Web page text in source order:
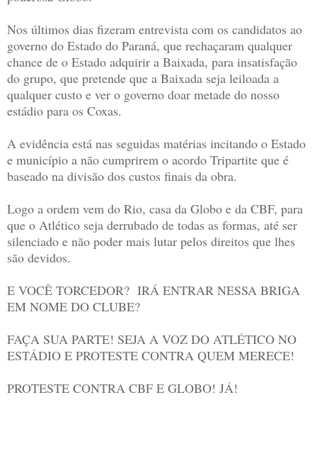
Nos últimos dias fizeram entrevista com os candidatos ao
governo do Estado do Paraná, que rechaçaram qualquer
chance de o Estado adquirir a Baixada, para insatisfação
do grupo, que pretende que a Baixada seja leiloada a
qualquer custo e ver o governo doar metade do nosso
estádio para os Coxas.
A evidência está nas seguidas matérias incitando o Estado
e município a não cumprirem o acordo Tripartite que é
baseado na divisão dos custos finais da obra.
Logo a ordem vem do Rio, casa da Globo e da CBF, para
que o Atlético seja derrubado de todas as formas, até ser
silenciado e não poder mais lutar pelos direitos que lhes
são devidos.
E VOCÊ TORCEDOR? IRÁ ENTRAR NESSA BRIGA
EM NOME DO CLUBE?
FAÇA SUA PARTE! SEJA A VOZ DO ATLÉTICO NO
ESTÁDIO E PROTESTE CONTRA QUEM MERECE!
PROTESTE CONTRA CBF E GLOBO! JÁ!